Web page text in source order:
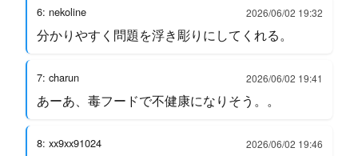
6: nekoline 2026/06/02 19:32
分かりやすく問題を浮き彫りにしてくれる。
7: charun 2026/06/02 19:41
あーあ、毒フードで不健康になりそう。。
8: xx9xx91024 2026/06/02 19:46